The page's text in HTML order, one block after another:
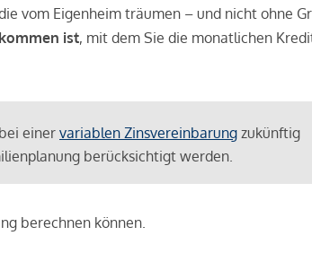
vom Eigenheim träumen – und nicht ohne
ist, mit dem Sie die monatlichen
einer variablen Zinsvereinbarung zukünftig
berücksichtigt werden.
berechnen können.